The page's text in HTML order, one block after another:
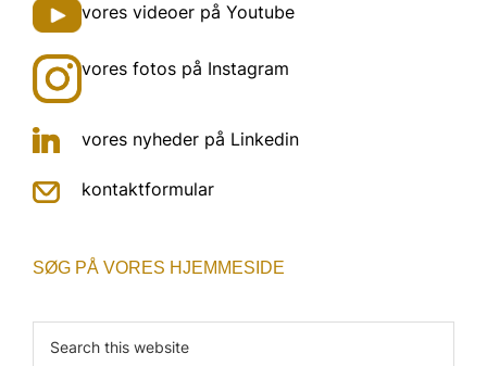
vores videoer på Youtube
vores fotos på Instagram
vores nyheder på Linkedin
kontaktformular
SØG PÅ VORES HJEMMESIDE